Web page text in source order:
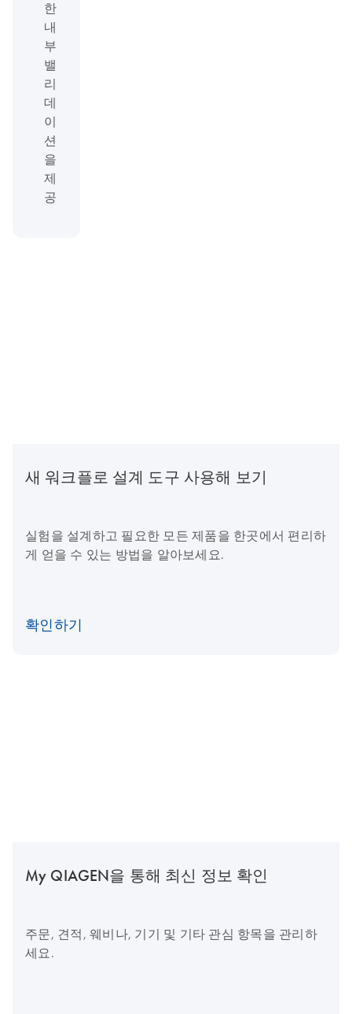
한
내
부
밸
리
데
이
션
을
제
공
새 워크플로 설계 도구 사용해 보기
실험을 설계하고 필요한 모든 제품을 한곳에서 편리하
게 얻을 수 있는 방법을 알아보세요.
확인하기
My QIAGEN을 통해 최신 정보 확인
주문, 견적, 웨비나, 기기 및 기타 관심 항목을 관리하
세요.